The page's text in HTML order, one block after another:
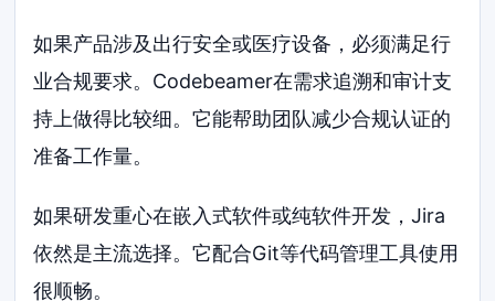
如果产品涉及出行安全或医疗设备，必须满足行
业合规要求。Codebeamer在需求追溯和审计支
持上做得比较细。它能帮助团队减少合规认证的
准备工作量。
如果研发重心在嵌入式软件或纯软件开发，Jira
依然是主流选择。它配合Git等代码管理工具使用
很顺畅。